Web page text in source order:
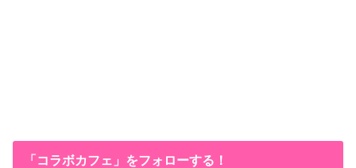
「コラボカフェ」をフォローする！